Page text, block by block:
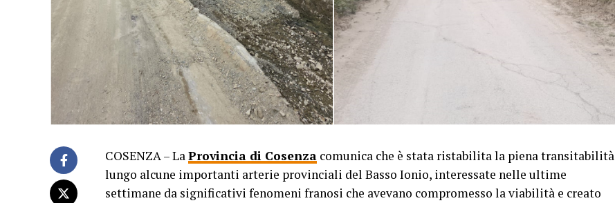
COSENZA – LaProvincia di Cosenza comunica che è stata ristabilita la piena transitabilità
lungo alcune importanti arterie provinciali del Basso Ionio, interessate nelle ultime
settimane da significativi fenomeni franosi che avevano compromesso la viabilità e creato